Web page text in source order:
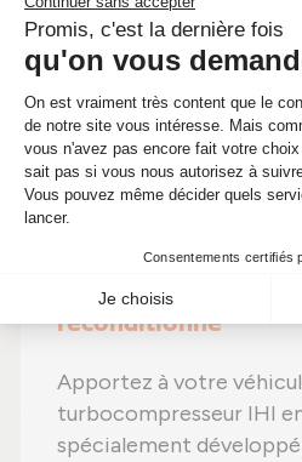
En choisissant un turbo
vous faites un pari
préservée, moins de
tarif actuellement à
pour la planète. Alors
Optimisez votre moteur
des économies
🔧 Optimisez les
votre moteur avec
reconditionné
Apportez à votre
turbocompresseur IHI
spécialement